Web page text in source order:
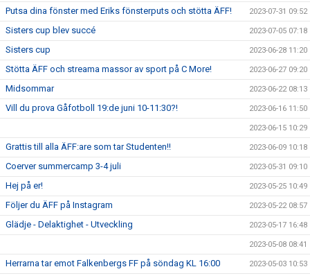
Putsa dina fönster med Eriks fönsterputs och stötta ÄFF! 2023-07-31 09:52
Sisters cup blev succé 2023-07-05 07:18
Sisters cup 2023-06-28 11:20
Stötta ÄFF och streama massor av sport på C More! 2023-06-27 09:20
Midsommar 2023-06-22 08:13
Vill du prova Gåfotboll 19:de juni 10-11:30?! 2023-06-16 11:50
2023-06-15 10:29
Grattis till alla ÄFF:are som tar Studenten!! 2023-06-09 10:18
Coerver summercamp 3-4 juli 2023-05-31 09:10
Hej på er! 2023-05-25 10:49
Följer du ÄFF på Instagram 2023-05-22 08:57
Glädje - Delaktighet - Utveckling 2023-05-17 16:48
2023-05-08 08:41
Herrarna tar emot Falkenbergs FF på söndag KL 16:00 2023-05-03 10:53